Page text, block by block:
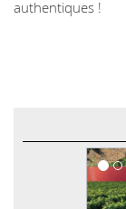
authentiques !